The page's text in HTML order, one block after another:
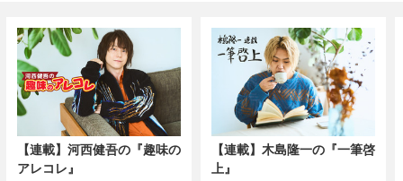
【連載】河西健吾の『趣味の
アレコレ』
【連載】木島隆一の『一筆啓
上』